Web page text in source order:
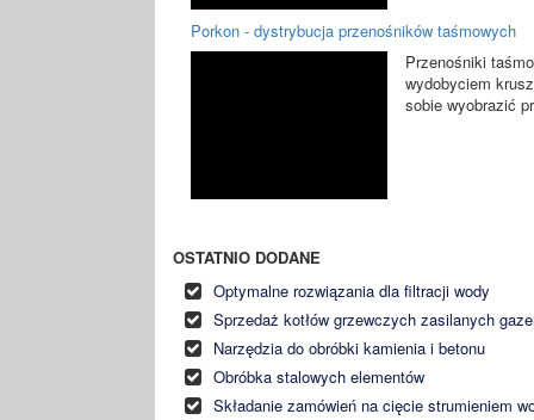
Porkon - dystrybucja przenośników taśmowych
Przenośniki
wydobyciem
sobie wyobrazić
OSTATNIO DODANE
Optymalne rozwiązania dla filtracji wody
Sprzedaż kotłów grzewczych zasilanych
Narzędzia do obróbki kamienia i betonu
Obróbka stalowych elementów
Składanie zamówień na cięcie strumieniem